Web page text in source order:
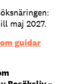
maj 2027.
guidar